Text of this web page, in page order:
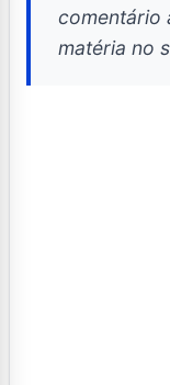
comentário
matéria no